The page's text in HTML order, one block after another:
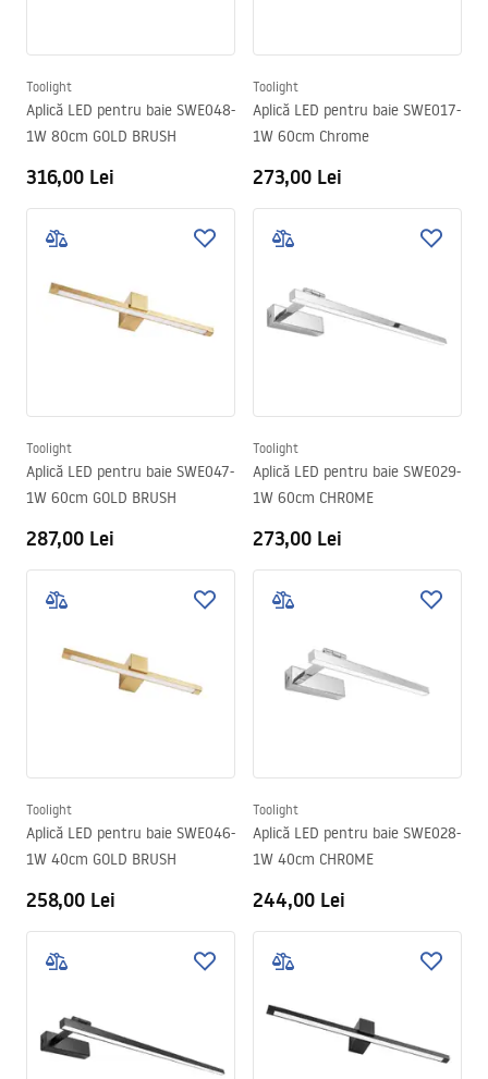
Toolight
Aplică LED pentru baie SWE048-
1W 80cm GOLD BRUSH
316,00 Lei
Toolight
Aplică LED pentru baie SWE017-
1W 60cm Chrome
273,00 Lei
Toolight
Aplică LED pentru baie SWE047-
1W 60cm GOLD BRUSH
287,00 Lei
Toolight
Aplică LED pentru baie SWE029-
1W 60cm CHROME
273,00 Lei
Toolight
Aplică LED pentru baie SWE046-
1W 40cm GOLD BRUSH
258,00 Lei
Toolight
Aplică LED pentru baie SWE028-
1W 40cm CHROME
244,00 Lei